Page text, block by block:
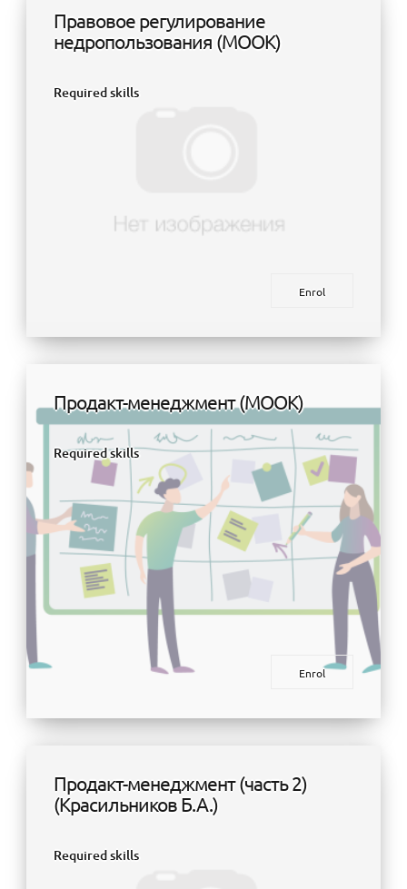
Правовое регулирование
недропользования (МООК)
Required skills
Enrol
Продакт-менеджмент (МООК)
Required skills
Enrol
Продакт-менеджмент (часть 2)
(Красильников Б.А.)
Required skills